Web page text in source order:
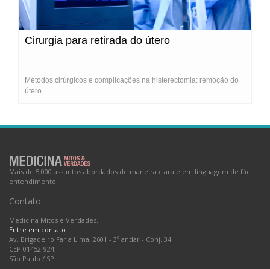
Cirurgia para retirada do útero
Métodos cirúrgicos e complicações na histerectomia: remoção do
útero
Mais de 5.000 assuntos abordados de maneira clara e em linguagem de fácil
entendimento.
Contato
Medicina Mitos e Verdades.
Entre em contato
Av. Brigadeiro Faria Lima, 2601 - 3º andar - Conj. 34
CEP 01452-924
São Paulo / SP